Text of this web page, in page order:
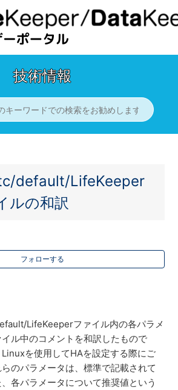
技術情報
default/LifeKeeper
ルの和訳
フォローする
LifeKeeperファイル内の各パラメ
ル中のコメントを和訳したもので
を使用してHAを設定する際にご
のパラメータは、標準で記載されて
各パラメータについて推奨値という